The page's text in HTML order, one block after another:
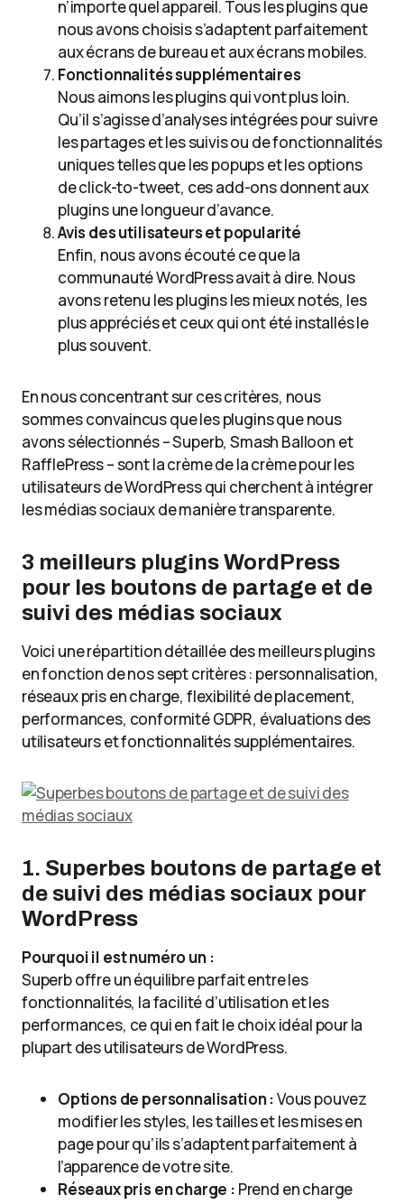
n’importe quel appareil. Tous les plugins que
nous avons choisis s’adaptent parfaitement
aux écrans de bureau et aux écrans mobiles.
Fonctionnalités supplémentaires
Nous aimons les plugins qui vont plus loin.
Qu’il s’agisse d’analyses intégrées pour suivre
les partages et les suivis ou de fonctionnalités
uniques telles que les popups et les options
de click-to-tweet, ces add-ons donnent aux
plugins une longueur d’avance.
Avis des utilisateurs et popularité
Enfin, nous avons écouté ce que la
communauté WordPress avait à dire. Nous
avons retenu les plugins les mieux notés, les
plus appréciés et ceux qui ont été installés le
plus souvent.
En nous concentrant sur ces critères, nous
sommes convaincus que les plugins que nous
avons sélectionnés – Superb, Smash Balloon et
RafflePress – sont la crème de la crème pour les
utilisateurs de WordPress qui cherchent à intégrer
les médias sociaux de manière transparente.
3 meilleurs plugins WordPress
pour les boutons de partage et de
suivi des médias sociaux
Voici une répartition détaillée des meilleurs plugins
en fonction de nos sept critères : personnalisation,
réseaux pris en charge, flexibilité de placement,
performances, conformité GDPR, évaluations des
utilisateurs et fonctionnalités supplémentaires.
1. Superbes boutons de partage et
de suivi des médias sociaux pour
WordPress
Pourquoi il est numéro un :
Superb offre un équilibre parfait entre les
fonctionnalités, la facilité d’utilisation et les
performances, ce qui en fait le choix idéal pour la
plupart des utilisateurs de WordPress.
Options de personnalisation :Vous pouvez
modifier les styles, les tailles et les mises en
page pour qu’ils s’adaptent parfaitement à
l’apparence de votre site.
Réseaux pris en charge : Prend en charge